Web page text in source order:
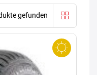
gefunden